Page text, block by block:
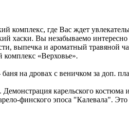
комплекс, где Вас ждет
хаски. Вы незабываемо
выпечка и ароматный травяной
«Верховье».
на дровах с веничком за доп.
карельского костюма
финского эпоса "Калевала".